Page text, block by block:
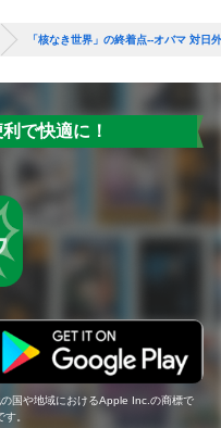
「核なき世界」の終着点--オバマ 対日
で快適に！
国や地域におけるApple Inc.の商標で
。